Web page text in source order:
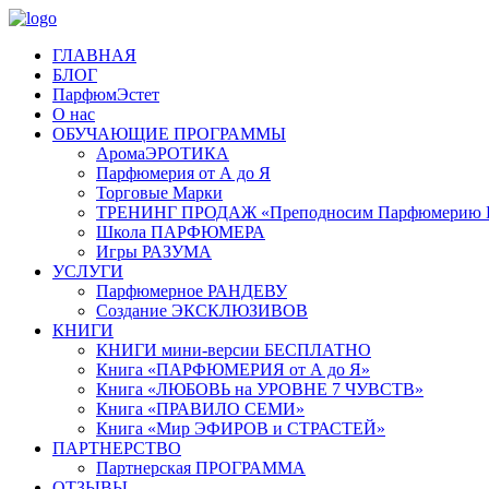
ГЛАВНАЯ
БЛОГ
ПарфюмЭстет
О нас
ОБУЧАЮЩИЕ ПРОГРАММЫ
АромаЭРОТИКА
Парфюмерия от А до Я
Торговые Марки
ТРЕНИНГ ПРОДАЖ «Преподносим Парфюмерию
Школа ПАРФЮМЕРА
Игры РАЗУМА
УСЛУГИ
Парфюмерное РАНДЕВУ
Создание ЭКСКЛЮЗИВОВ
КНИГИ
КНИГИ мини-версии БЕСПЛАТНО
Книга «ПАРФЮМЕРИЯ от А до Я»
Книга «ЛЮБОВЬ на УРОВНЕ 7 ЧУВСТВ»
Книга «ПРАВИЛО СЕМИ»
Книга «Мир ЭФИРОВ и СТРАСТЕЙ»
ПАРТНЕРСТВО
Партнерская ПРОГРАММА